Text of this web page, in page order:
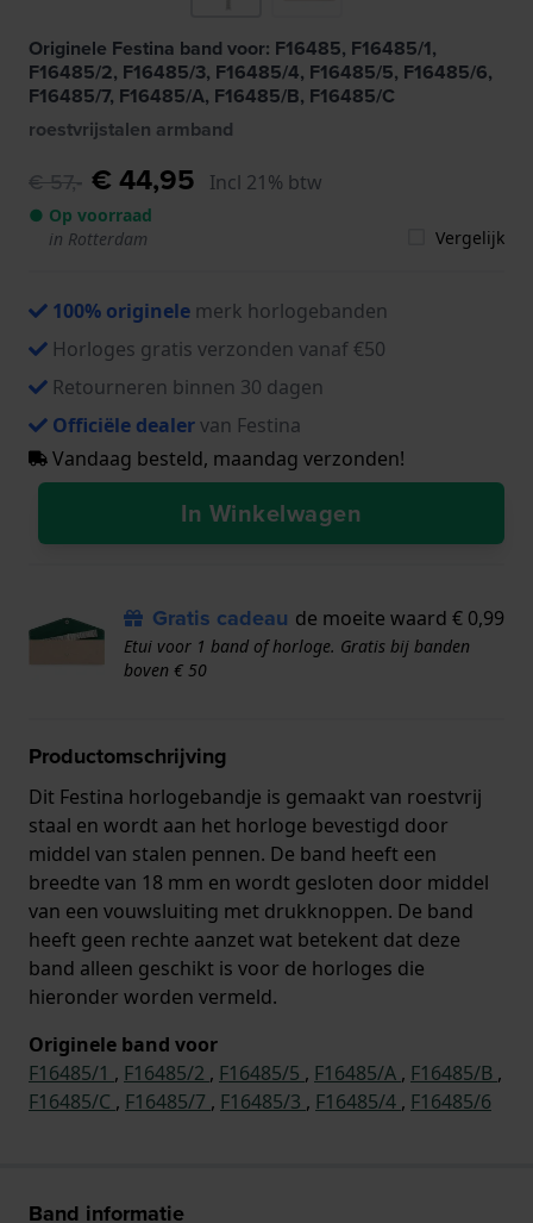
Originele Festina band voor: F16485, F16485/1,
F16485/2, F16485/3, F16485/4, F16485/5, F16485/6,
F16485/7, F16485/A, F16485/B, F16485/C
roestvrijstalen armband
€ 57,- € 44,95 Incl 21% btw
● Op voorraad
in Rotterdam
Vergelijk
100% originele merk horlogebanden
Horloges gratis verzonden vanaf €50
Retourneren binnen 30 dagen
Officiële dealervan Festina
Vandaag besteld, maandag verzonden!
In Winkelwagen
Gratis cadeau de moeite waard € 0,99
Etui voor 1 band of horloge. Gratis bij banden
boven € 50
Productomschrijving
Dit Festina horlogebandje is gemaakt van roestvrij
staal en wordt aan het horloge bevestigd door
middel van stalen pennen. De band heeft een
breedte van 18 mm en wordt gesloten door middel
van een vouwsluiting met drukknoppen. De band
heeft geen rechte aanzet wat betekent dat deze
band alleen geschikt is voor de horloges die
hieronder worden vermeld.
Originele band voor
F16485/1 , F16485/2 , F16485/5 , F16485/A , F16485/B ,
F16485/C , F16485/7 , F16485/3 , F16485/4 , F16485/6
Band informatie